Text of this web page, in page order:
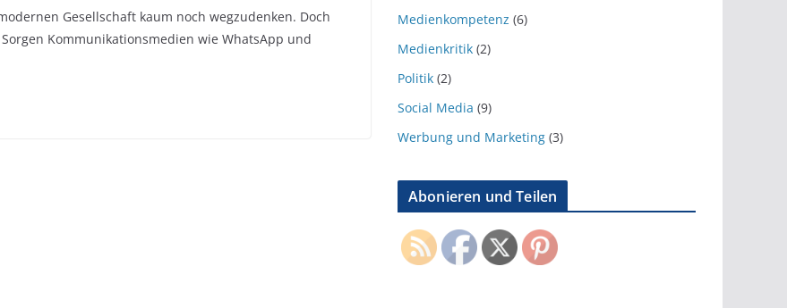
Gesellschaft kaum noch wegzudenken. Doch
Kommunikationsmedien wie WhatsApp und
Medienkompetenz (6)
Medienkritik (2)
Politik (2)
Social Media (9)
Werbung und Marketing (3)
Abonieren und Teilen